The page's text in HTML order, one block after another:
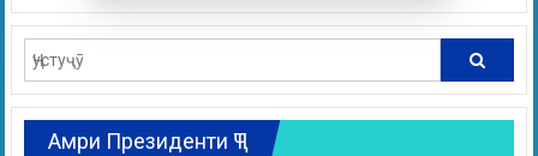
Амри Президенти ҶТ